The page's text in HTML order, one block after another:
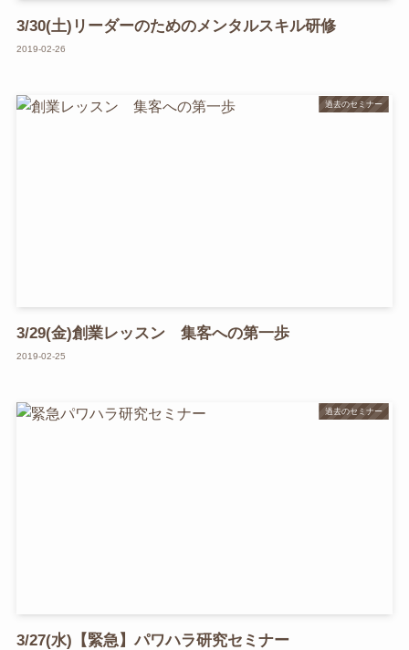
3/30(土)リーダーのためのメンタルスキル研修
2019-02-26
過去のセミナー
3/29(金)創業レッスン 集客への第一歩
2019-02-25
過去のセミナー
3/27(水)【緊急】パワハラ研究セミナー